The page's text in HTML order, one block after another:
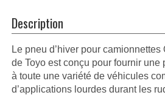
Description
Le pneu d’hiver pour
de Toyo est conçu pour fournir une
à toute une variété de véhicules
d’applications lourdes durant les